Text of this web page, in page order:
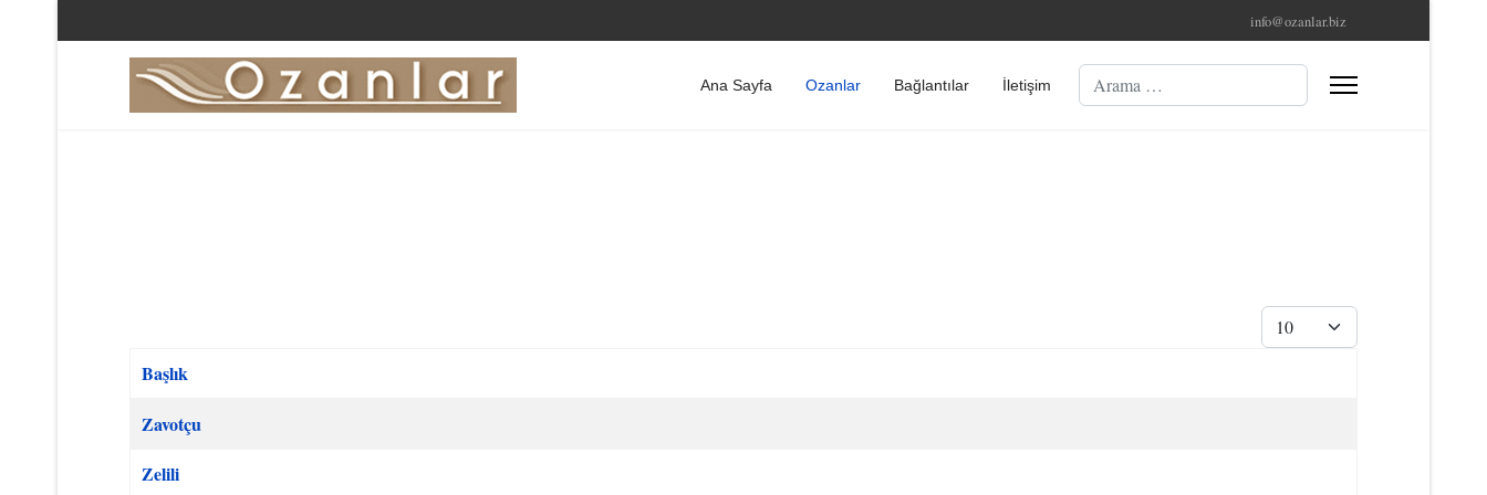
info@ozanlar.biz
Ana Sayfa Ozanlar Bağlantılar İletişim Arama
Göster #
Başlık
Zavotçu
Zelili